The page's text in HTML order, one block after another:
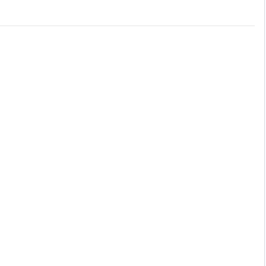
dẫn dắt đời sống con người trên đất. Đó là sự khởi
liên quan gì đến bất kỳ cuộc chiến nào, hoặc bất
việc thay đổi tâm tính cũ của con người, điều đó